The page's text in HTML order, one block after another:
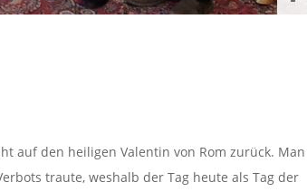
auf den heiligen Valentin von Rom zurück. Man
traute, weshalb der Tag heute als Tag der